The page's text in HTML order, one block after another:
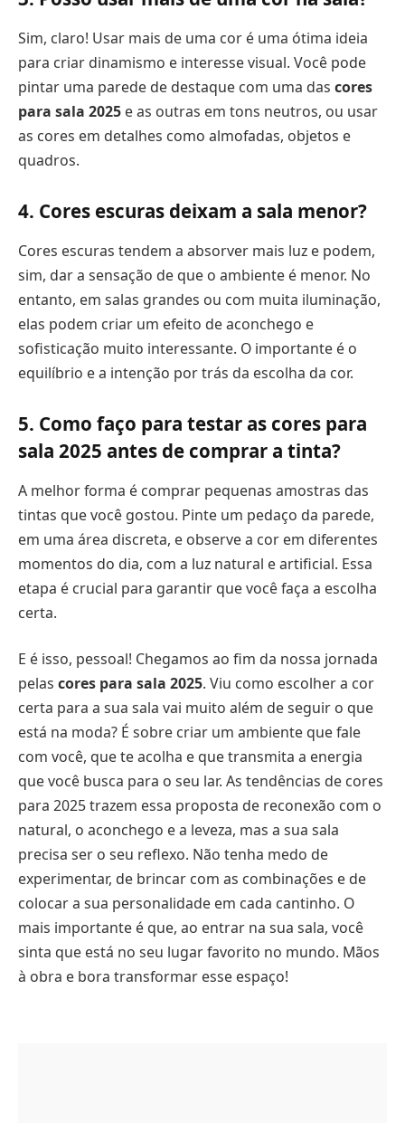
Sim, claro! Usar mais de uma cor é uma ótima ideia
para criar dinamismo e interesse visual. Você pode
pintar uma parede de destaque com uma das cores
para sala 2025 e as outras em tons neutros, ou usar
as cores em detalhes como almofadas, objetos e
quadros.
4. Cores escuras deixam a sala menor?
Cores escuras tendem a absorver mais luz e podem,
sim, dar a sensação de que o ambiente é menor. No
entanto, em salas grandes ou com muita iluminação,
elas podem criar um efeito de aconchego e
sofisticação muito interessante. O importante é o
equilíbrio e a intenção por trás da escolha da cor.
5. Como faço para testar as cores para
sala 2025 antes de comprar a tinta?
A melhor forma é comprar pequenas amostras das
tintas que você gostou. Pinte um pedaço da parede,
em uma área discreta, e observe a cor em diferentes
momentos do dia, com a luz natural e artificial. Essa
etapa é crucial para garantir que você faça a escolha
certa.
E é isso, pessoal! Chegamos ao fim da nossa jornada
pelas cores para sala 2025. Viu como escolher a cor
certa para a sua sala vai muito além de seguir o que
está na moda? É sobre criar um ambiente que fale
com você, que te acolha e que transmita a energia
que você busca para o seu lar. As tendências de cores
para 2025 trazem essa proposta de reconexão com o
natural, o aconchego e a leveza, mas a sua sala
precisa ser o seu reflexo. Não tenha medo de
experimentar, de brincar com as combinações e de
colocar a sua personalidade em cada cantinho. O
mais importante é que, ao entrar na sua sala, você
sinta que está no seu lugar favorito no mundo. Mãos
à obra e bora transformar esse espaço!